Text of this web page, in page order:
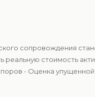
сопровождения
стоимость
- Оценка упущенной